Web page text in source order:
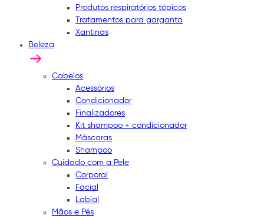
Produtos respiratórios tópicos
Tratamentos para garganta
Xantinas
Beleza
Cabelos
Acessórios
Condicionador
Finalizadores
Kit shampoo + condicionador
Máscaras
Shampoo
Cuidado com a Pele
Corporal
Facial
Labial
Mãos e Pés